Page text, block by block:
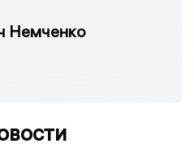
Немченко